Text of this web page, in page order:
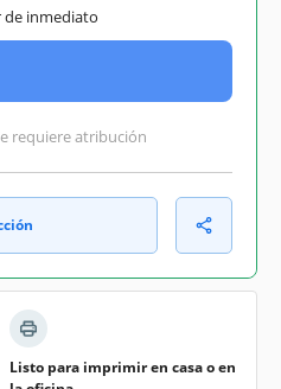
de inmediato
requiere atribución
Listo para imprimir en casa o en